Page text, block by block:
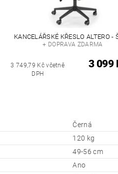
KANCELÁŘSKÉ KŘESLO ALTERO -
+ DOPRAVA ZDARMA
3 749,79 Kč včetně
DPH
3 099
Černá
120 kg
49-56 cm
Ano